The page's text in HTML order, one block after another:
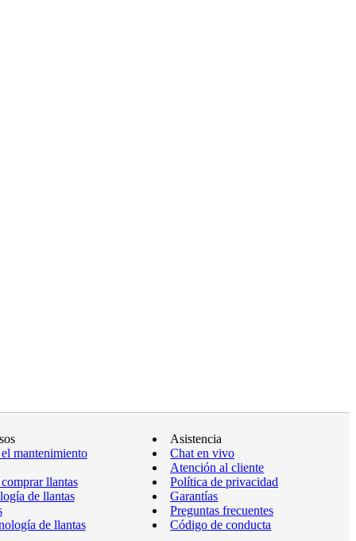
mantenimiento
llantas
de llantas
de llantas
Asistencia
Chat en vivo
Atención al cliente
Política de privacidad
Garantías
Preguntas frecuentes
Código de conducta